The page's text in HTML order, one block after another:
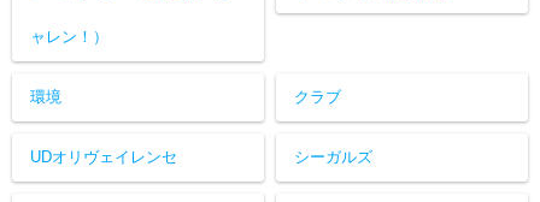
ャレン！）
環境 クラブ
UDオリヴェイレンセ シーガルズ